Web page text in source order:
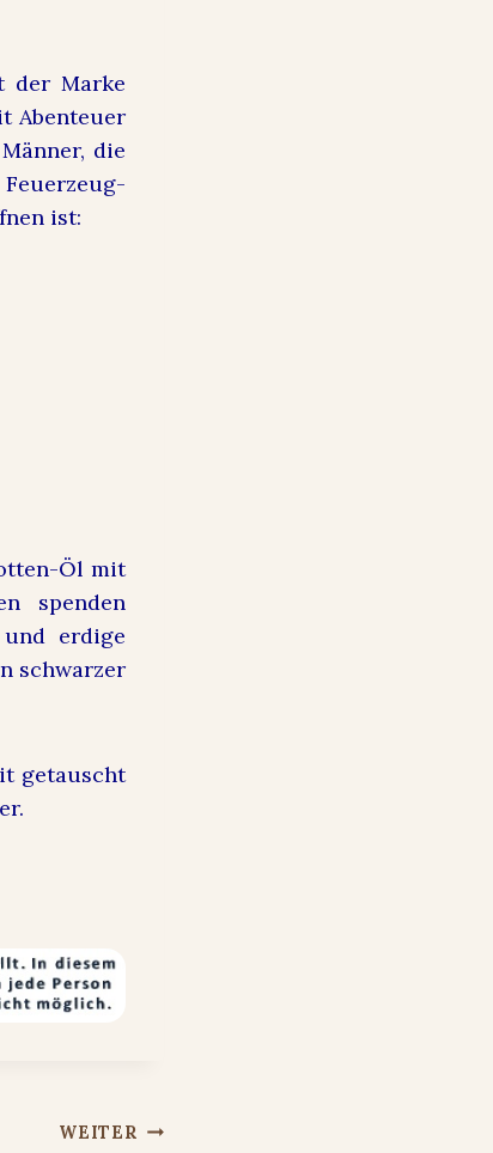
der Marke
Abenteuer
die
ist:
Öl mit
spenden
erdige
schwarzer
getauscht
WEITER